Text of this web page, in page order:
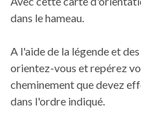
dans le hameau.
A l'aide de la légende et
orientez-vous et repérez
cheminement que devez
dans l'ordre indiqué.